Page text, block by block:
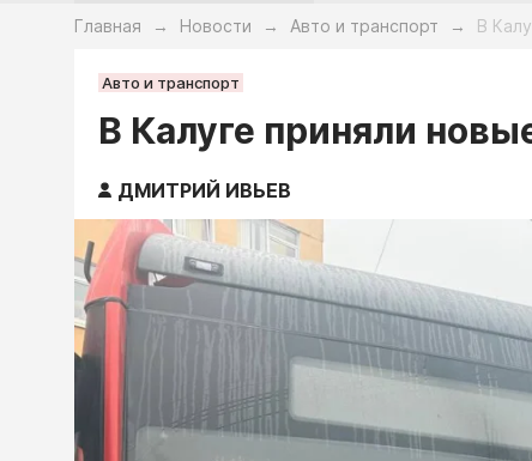
Главная → Новости → Авто и транспорт → В
Авто и транспорт
В Калуге приняли
ДМИТРИЙ ИВЬЕВ